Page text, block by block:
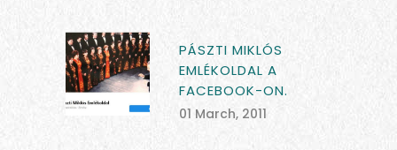
PÁSZTI MIKLÓS
EMLÉKOLDAL A
FACEBOOK-ON.
01 March, 2011